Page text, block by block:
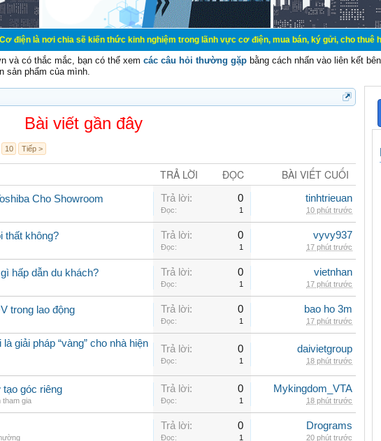
chia sẽ kiến thức kinh nghiệm trong lãnh vực cơ điện, mua bán, ký gửi, cho thuê hàng
và có thắc mắc, bạn có thể xem các câu hỏi thường gặp bằng cách nhấn vào liên kết
sản phẩm của mình.
Bài viết gần đây
10 Tiếp >
TRẢ LỜI ĐỌC BÀI VIẾT CUỐI
Cho Showroom Trả lời: 0
Đọc: 1
tinhtrieuan
10 phút trước
thất không? Trả lời: 0
Đọc: 1
vyvy937
17 phút trước
hấp dẫn du khách? Trả lời: 0
Đọc: 1
vietnhan
17 phút trước
trong lao động Trả lời: 0
Đọc: 1
bao ho 3m
17 phút trước
giải pháp “vàng” cho nhà hiện
Trả lời: 0
Đọc: 1
daivietgroup
18 phút trước
tạo góc riêng
tham gia
Trả lời: 0
Đọc: 1
Mykingdom_VTA
18 phút trước
Trả lời: 0
Đọc: 1
Drograms
20 phút trước